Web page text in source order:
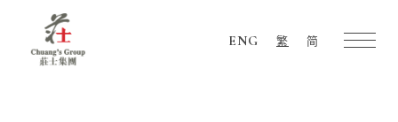
ENG 繁 简